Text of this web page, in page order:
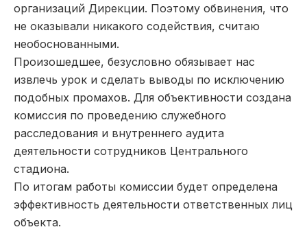
организаций Дирекции. Поэтому обвинения, что
не оказывали никакого содействия, считаю
необоснованными.
Произошедшее, безусловно обязывает нас
извлечь урок и сделать выводы по исключению
подобных промахов. Для объективности создана
комиссия по проведению служебного
расследования и внутреннего аудита
деятельности сотрудников Центрального
стадиона.
По итогам работы комиссии будет определена
эффективность деятельности ответственных лиц
объекта.